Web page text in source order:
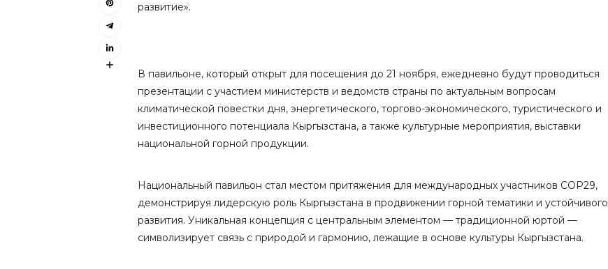
развитие».
В павильоне, который открыт для посещения до 21 ноября, ежедневно будут проводиться
презентации с участием министерств и ведомств страны по актуальным вопросам
климатической повестки дня, энергетического, торгово-экономического, туристического и
инвестиционного потенциала Кыргызстана, а также культурные мероприятия, выставки
национальной горной продукции.
Национальный павильон стал местом притяжения для международных участников COP29,
демонстрируя лидерскую роль Кыргызстана в продвижении горной тематики и устойчивого
развития. Уникальная концепция с центральным элементом — традиционной юртой —
символизирует связь с природой и гармонию, лежащие в основе культуры Кыргызстана.